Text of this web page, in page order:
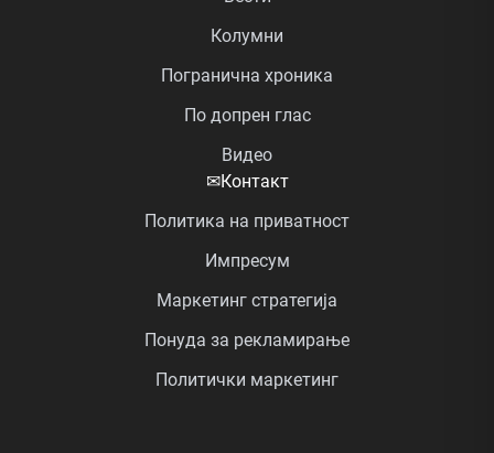
Колумни
Погранична хроника
По допрен глас
Видео
✉Контакт
Политика на приватност
Импресум
Маркетинг стратегија
Понуда за рекламирање
Политички маркетинг